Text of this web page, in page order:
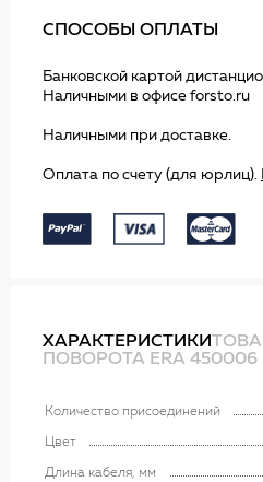
СПОСОБЫ ОПЛАТЫ
Банковской картой
Наличными в офисе forsto.ru
Наличными при доставке.
Оплата по счету (для юрлиц).
ХАРАКТЕРИСТИКИ
ПОВОРОТА ERA 450006
Количество присоединений
Цвет
Длина кабеля, мм